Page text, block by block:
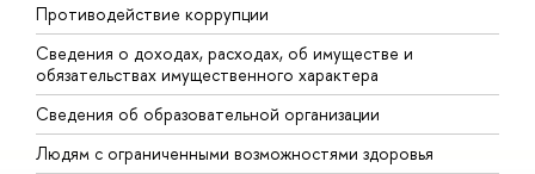
Противодействие коррупции
Сведения о доходах, расходах, об имуществе и
обязательствах имущественного характера
Сведения об образовательной организации
Людям с ограниченными возможностями здоровья